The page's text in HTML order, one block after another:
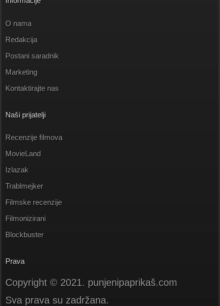
O nama
Redakcija
Postani saradnik
Marketing
Kontaktirajte nas
Naši prijatelji
Recenzije filmova
MovieLand
Izlazak
Trablmejker
Filmske recenzije
Filmonizirani
Blockbuster
Prava
Copyright © 2021. punjenipaprikaš.com
Sva prava su zadržana.